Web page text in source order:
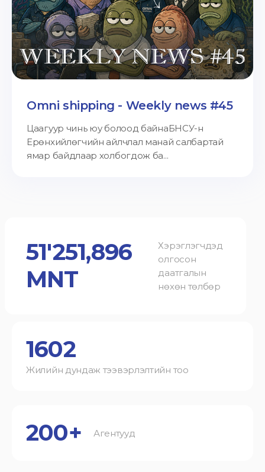
Omni shipping - Weekly news #45
Цаагуур чинь юу болоод байнаБНСУ-н
Ерөнхийлөгчийн айлчлал манай салбартай
ямар байдлаар холбогдож ба...
51'251,896
MNT
Хэрэглэгчдэд
олгосон
даатгалын
нөхөн төлбөр
1602
Жилийн дундаж тээвэрлэлтийн тоо
200+ Агентууд